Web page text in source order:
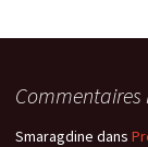
Commentaires
Smaragdine dans